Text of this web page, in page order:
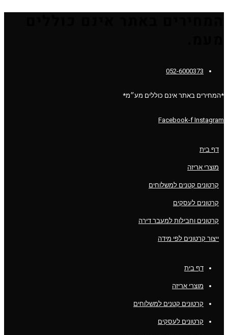
052-6000373
*המחירים באתר אינם כוללים מע״מ*
Facebook-f Instagram
דף בית
מוצרי אריזה
קרטונים קטנים למשלוחים
קרטונים לעסקים
קרטונים וחבילות למעבר דירה
ייצור קרטונים לפי מידה
דף בית
מוצרי אריזה
קרטונים קטנים למשלוחים
קרטונים לעסקים